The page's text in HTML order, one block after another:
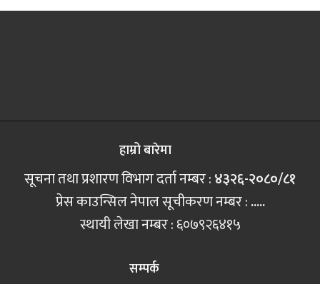
हाम्रो बारेमा
सूचना तथा प्रशारण विभाग दर्ता नम्बर :४३२६-२०८०/८१
प्रेस काउन्सिल नेपाल सूचीकरण नम्बर :.....
स्थायी लेखा नम्बर : ६०७९२६४१५
सम्पर्क